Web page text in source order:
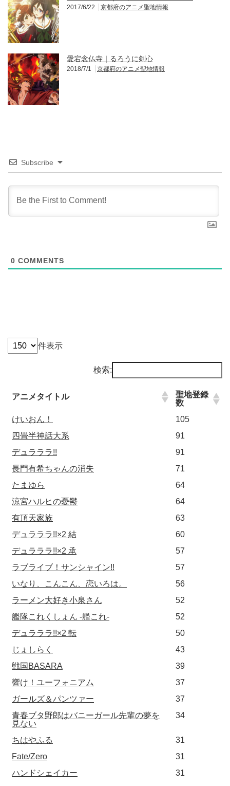
2017/6/22 京都府のアニメ聖地情報
愛宕念仏寺｜るろうに剣心
2018/7/1 京都府のアニメ聖地情報
Subscribe
0 COMMENTS
件表示
検索:
アニメタイトル
聖地登録
数
けいおん！
105
四畳半神話大系
91
デュラララ!!
91
長門有希ちゃんの消失
71
たまゆら
64
涼宮ハルヒの憂鬱
64
有頂天家族
63
デュラララ!!×2 結
60
デュラララ!!×2 承
57
ラブライブ！サンシャイン!!
57
いなり、こんこん、恋いろは。
56
ラーメン大好き小泉さん
52
艦隊これくしょん -艦これ-
52
デュラララ!!×2 転
50
じょしらく
43
戦国BASARA
39
響け！ユーフォニアム
37
ガールズ＆パンツァー
37
青春ブタ野郎はバニーガール先輩の夢を
見ない
34
ちはやふる
31
Fate/Zero
31
ハンドシェイカー
31